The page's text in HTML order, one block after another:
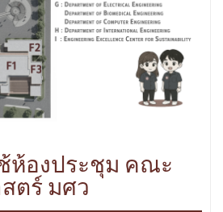
ห้องประชุม คณะ
ตร์ มศว